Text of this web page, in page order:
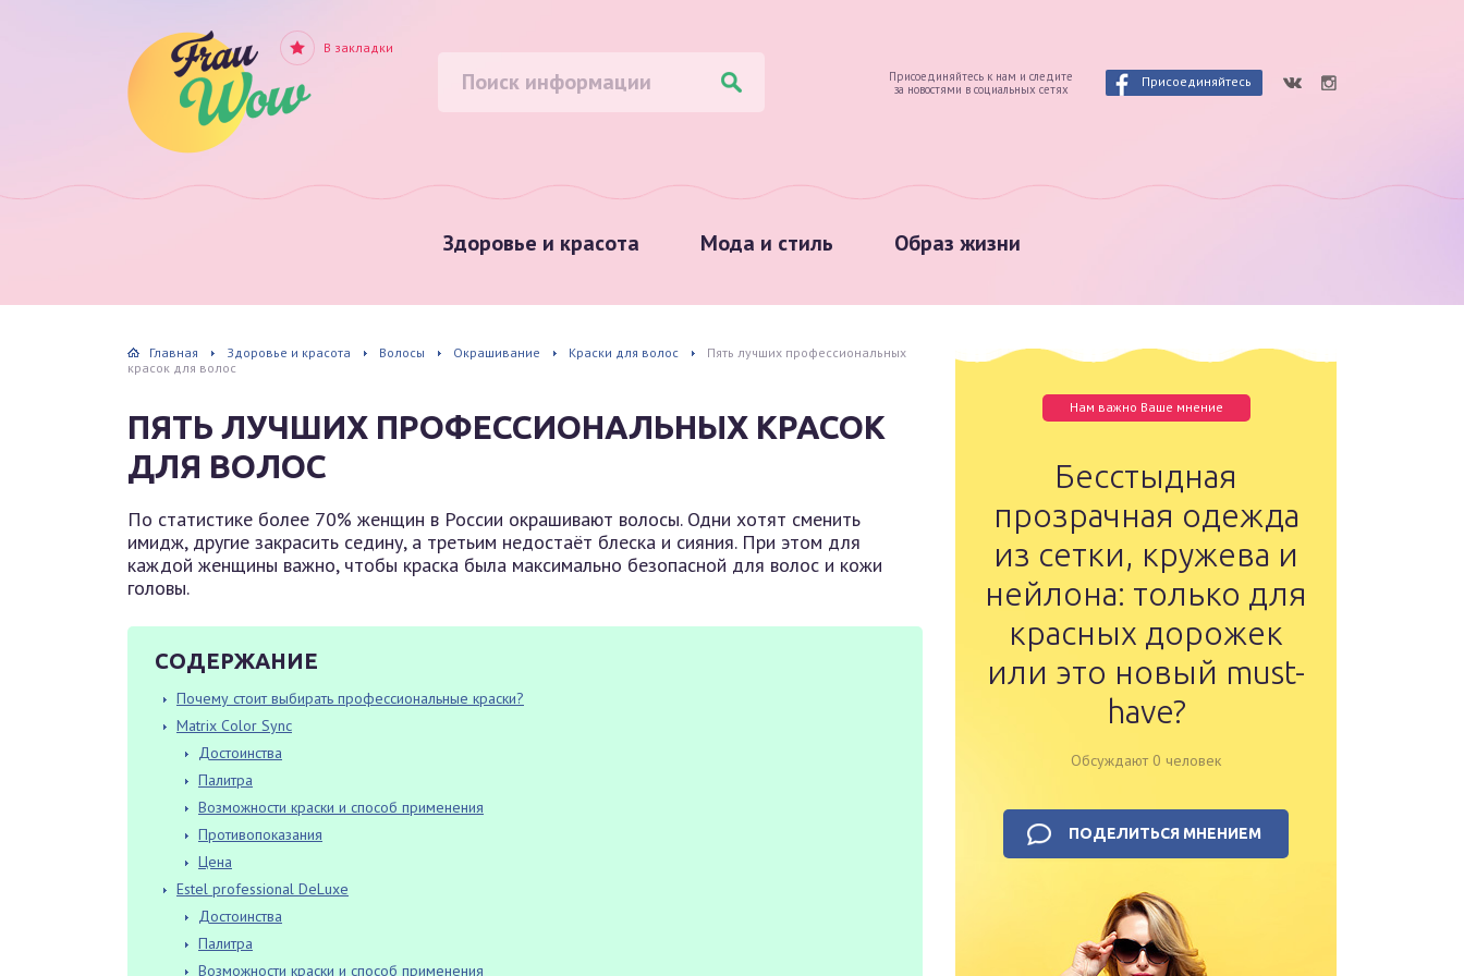
Здоровье и красота Мода и стиль Образ жизни
Присоединяйтесь к нам и следите
за новостями в социальных сетях
Присоединяйтесь
В закладки
Главная Здоровье и красота Волосы Окрашивание Краски для волос
Пять лучших профессиональных
красок для волос
ПЯТЬ ЛУЧШИХ ПРОФЕССИОНАЛЬНЫХ КРАСОК
ДЛЯ ВОЛОС
По статистике более 70% женщин в России окрашивают волосы. Одни хотят сменить
имидж, другие закрасить седину, а третьим недостаёт блеска и сияния. При этом для
каждой женщины важно, чтобы краска была максимально безопасной для волос и кожи
головы.
СОДЕРЖАНИЕ
Почему стоит выбирать профессиональные краски?
Matrix Color Sync
Достоинства
Палитра
Возможности краски и способ применения
Противопоказания
Цена
Estel professional DeLuxe
Достоинства
Палитра
Возможности краски и способ применения
Нам важно Ваше мнение
Бесстыдная
прозрачная одежда
из сетки, кружева и
нейлона: только для
красных дорожек
или это новый must-
have?
Обсуждают 0 человек
ПОДЕЛИТЬСЯ МНЕНИЕМ